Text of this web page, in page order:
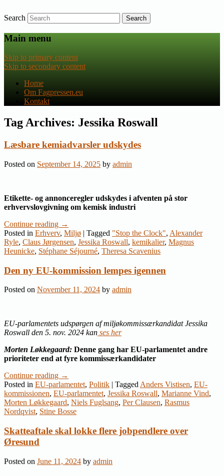
Fagpressen.eu
Nyheder om dansk EU-politik
Search
Main menu
Skip to primary content
Skip to secondary content
Home
Om Fagpressen.eu
Kontakt
Tag Archives: Jessika Roswall
Læsbare kemiadvarsler udskydes
Posted on September 14, 2025 by admin
Etikette- og annonceregler udskydes i afventen på stor
erhvervslovgivning om kemisk industri
Continue reading →
Posted in Erhverv, Miljø | Tagged "Stop the Clock", Alexander
Ryle, Claus Jørgensen, Jessika Roswall, kemikalier, Magnus
Heunicke, Stéphane Séjourné, Theresa Scavenius
Den ny EU-kommission lempes igennen
Posted on November 11, 2024 by admin
EU-parlamentets udspørgen af miljøkommissærkandidat Jessika
Roswall den 5. nov. 2024 kan ses her
Morten Løkkegaard: Denne gang har EU-parlamentet andre
prioriteter end at fyre kommissærkandidater
Continue reading →
Posted in EU-parlamentet, Politik | TaggedAnders Vistisen, EU-
kommissionen, EU-parlamentet, Jessika Roswall, Marianne Vind,
Morten Løkkegaard, Niels Fuglsang, Per Clausen, Rasmus
Nordqvist, Stine Bosse
Skatteaftale skal lokke flere jobpendlere over
Øresund
Posted on June 11, 2024 by admin